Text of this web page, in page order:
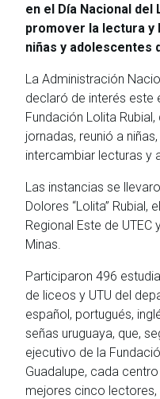
en el Día Nacional
promover la lectura y
niñas y adolescentes
La Administración
declaró de interés este
Fundación Lolita
jornadas, reunió a
intercambiar lecturas y
Las instancias se
Dolores “Lolita” Rubial,
Regional Este de UTEC
Minas.
Participaron 496
de liceos y UTU del
español, portugués,
señas uruguaya, que,
ejecutivo de la
Guadalupe, cada
mejores cinco